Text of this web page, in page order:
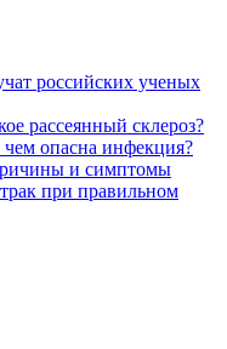
российских ученых
рассеянный склероз?
опасна инфекция?
и симптомы
при правильном